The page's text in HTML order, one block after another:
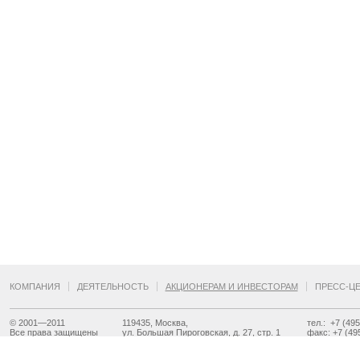
КОМПАНИЯ ДЕЯТЕЛЬНОСТЬ АКЦИОНЕРАМ И ИНВЕСТОРАМ ПРЕСС-
© 2001—2011
Все права защищены
119435, Москва,
ул. Большая Пироговская, д. 27, стр. 1
тел.: +7
факс: +7